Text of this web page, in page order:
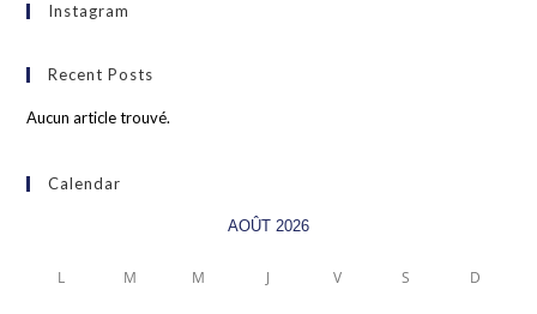
Instagram
Recent Posts
Aucun article trouvé.
Calendar
AOÛT 2026
L M M J V S D